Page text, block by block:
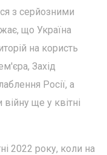
з серйозними
що Україна
на користь
Захід
Росії, а
ще у квітні
2022 року, коли на